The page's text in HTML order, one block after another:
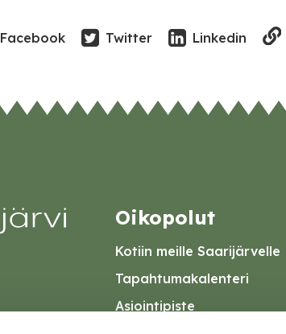
Facebook Twitter Linkedin
Oikopolut
Kotiin meille Saarijärvelle
Tapahtumakalenteri
Asiointipiste